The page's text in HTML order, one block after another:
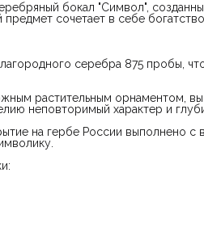
бокал "Символ",
предмет сочетает в себе
серебра 875 пробы,
растительным орнаментом,
неповторимый характер и
на гербе России выполнено с